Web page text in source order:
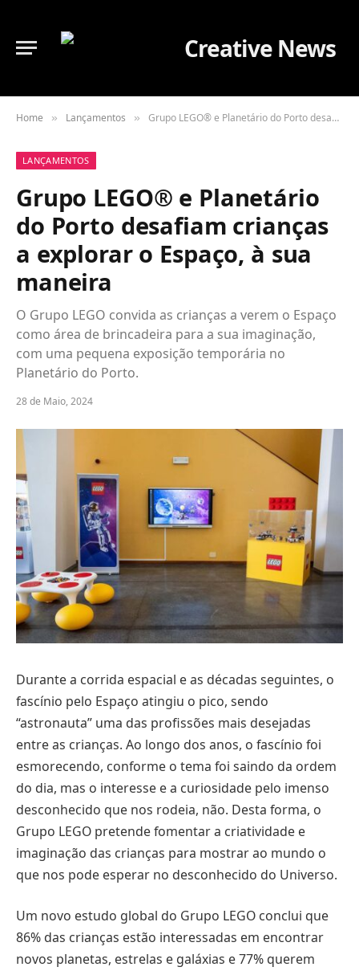
Home » Lançamentos » Grupo LEGO® e Planetário do Porto desafiam crianças a explorar o Espaço, à sua maneira
LANÇAMENTOS
Grupo LEGO® e Planetário
do Porto desafiam crianças
a explorar o Espaço, à sua
maneira
O Grupo LEGO convida as crianças a verem o Espaço
como área de brincadeira para a sua imaginação,
com uma pequena exposição temporária no
Planetário do Porto.
28 de Maio, 2024
Durante a corrida espacial e as décadas seguintes, o
fascínio pelo Espaço atingiu o pico, sendo
“astronauta” uma das profissões mais desejadas
entre as crianças. Ao longo dos anos, o fascínio foi
esmorecendo, conforme o tema foi saindo da ordem
do dia, mas o interesse e a curiosidade pelo imenso
desconhecido que nos rodeia, não. Desta forma, o
Grupo LEGO pretende fomentar a criatividade e
imaginação das crianças para mostrar ao mundo o
que nos pode esperar no desconhecido do Universo.
Um novo estudo global do Grupo LEGO conclui que
86% das crianças estão interessadas em encontrar
novos planetas, estrelas e galáxias e 77% querem